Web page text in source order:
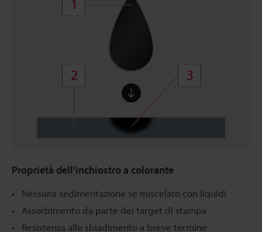
Proprietà dell'inchiostro a colorante
Nessuna sedimentazione se miscelato con liquidi
Assorbimento da parte dei target di stampa
Resistenza allo sbiadimento a breve termine